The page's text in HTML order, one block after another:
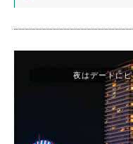
夜はデートに